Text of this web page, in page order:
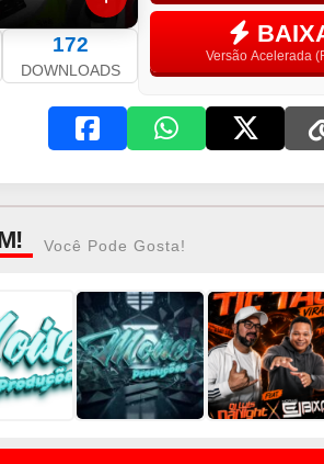
172
DOWNLOADS
Versão Acelerada
Você Pode Gosta!